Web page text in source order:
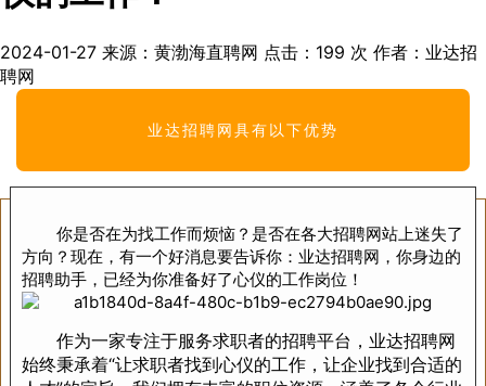
2024-01-27 来源：黄渤海直聘网 点击： 199 次 作者：业达招
聘网
业达招聘网具有以下优势
你是否在为找工作而烦恼？是否在各大招聘网站上迷失了
方向？现在，有一个好消息要告诉你：业达招聘网，你身边的
招聘助手，已经为你准备好了心仪的工作岗位！
作为一家专注于服务求职者的招聘平台，业达招聘网
始终秉承着“让求职者找到心仪的工作，让企业找到合适的